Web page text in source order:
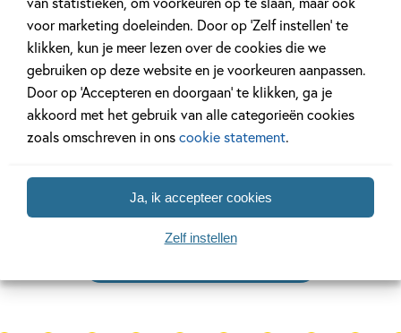
voor marketing doeleinden. Door op ‘Zelf instellen’ te
klikken, kun je meer lezen over de cookies die we
gebruiken op deze website en je voorkeuren aanpassen.
Door op ‘Accepteren en doorgaan’ te klikken, ga je
akkoord met het gebruik van alle categorieën cookies
zoals omschreven in onscookie statement.
Ja, ik accepteer cookies
Zelf instellen
ik lees
informatief – ik
en mijn lijf
12,99
ik lees
informatief – wie
ben jij?
Kuijpers
12,99
Hardcover
ik lees
Pakket
77,